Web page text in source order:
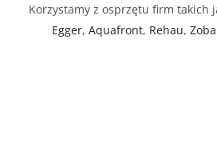
Korzystamy z osprzętu firm takich
Egger, Aquafront, Rehau,